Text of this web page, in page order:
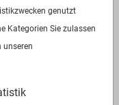
genutzt
Kategorien Sie zulassen
unseren